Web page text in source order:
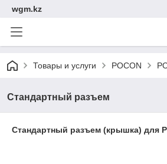
wgm.kz
Товары и услуги POCON
Стандартный разъем
Стандартный разъем (крышка) для